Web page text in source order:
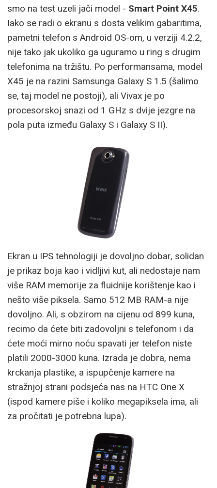
smo na test uzeli jači model - Smart Point X45.
Iako se radi o ekranu s dosta velikim gabaritima,
pametni telefon s Android OS-om, u verziji 4.2.2,
nije tako jak ukoliko ga uguramo u ring s drugim
telefonima na tržištu. Po performansama, model
X45 je na razini Samsunga Galaxy S 1.5 (šalimo
se, taj model ne postoji), ali Vivax je po
procesorskoj snazi od 1 GHz s dvije jezgre na
pola puta između Galaxy S i Galaxy S II).
Ekran u IPS tehnologiji je dovoljno dobar, solidan
je prikaz boja kao i vidljivi kut, ali nedostaje nam
više RAM memorije za fluidnije korištenje kao i
nešto više piksela. Samo 512 MB RAM-a nije
dovoljno. Ali, s obzirom na cijenu od 899 kuna,
recimo da ćete biti zadovoljni s telefonom i da
ćete moći mirno noću spavati jer telefon niste
platili 2000-3000 kuna. Izrada je dobra, nema
krckanja plastike, a ispupčenje kamere na
stražnjoj strani podsjeća nas na HTC One X
(ispod kamere piše i koliko megapiksela ima, ali
za pročitati je potrebna lupa).